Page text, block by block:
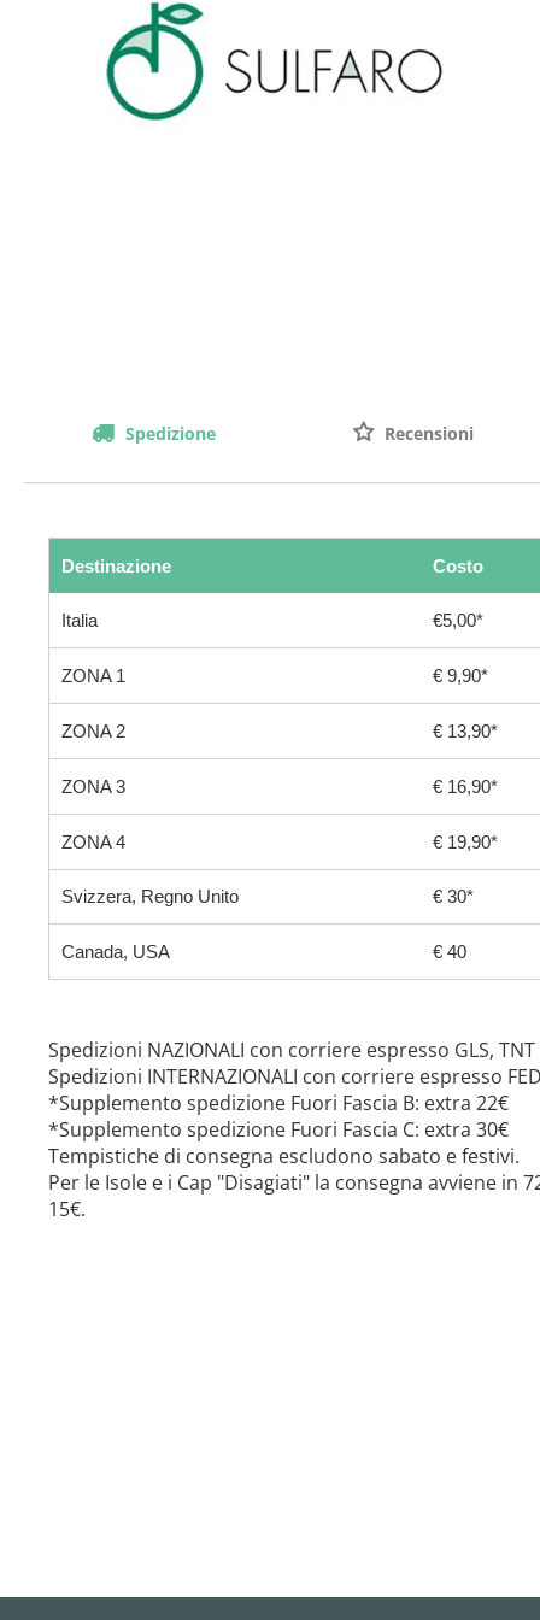
Spedizione
Destinazione Costo
Italia €5,00*
ZONA 1 € 9,90*
ZONA 2 € 13,90*
ZONA 3 € 16,90*
ZONA 4 € 19,90*
Svizzera, Regno Unito € 30*
Canada, USA € 40
Spedizioni NAZIONALI con corriere espresso GLS, TNT
Spedizioni INTERNAZIONALI con corriere espresso
*Supplemento spedizione Fuori Fascia B: extra 22€
*Supplemento spedizione Fuori Fascia C: extra 30€
Tempistiche di consegna escludono sabato e festivi.
Per le Isole e i Cap "Disagiati" la consegna avviene
15€.
Recensioni